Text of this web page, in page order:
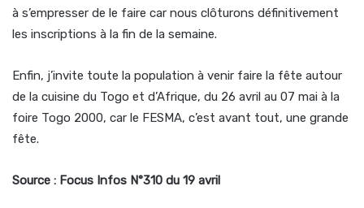
à s’empresser de le faire car nous clôturons définitivement
les inscriptions à la fin de la semaine.
Enfin, j’invite toute la population à venir faire la fête autour
de la cuisine du Togo et d’Afrique, du 26 avril au 07 mai à la
foire Togo 2000, car le FESMA, c’est avant tout, une grande
fête.
Source : Focus Infos N°310 du 19 avril